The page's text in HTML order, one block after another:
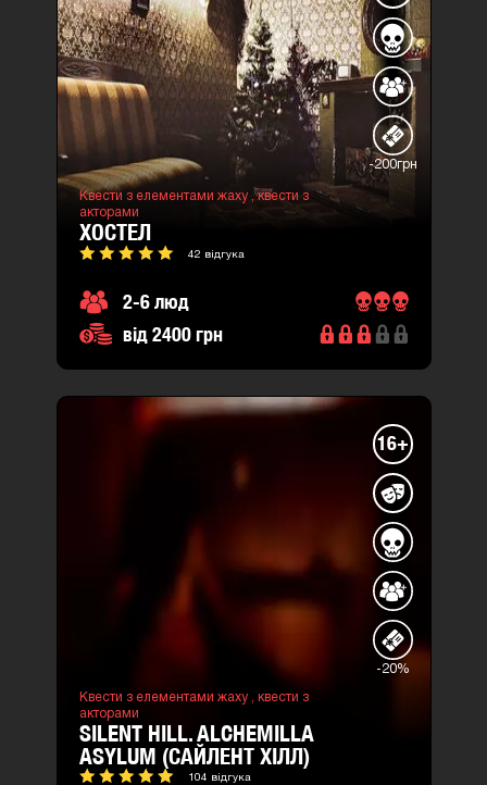
-200грн
Квести з елементами жаху ,квести з
акторами
ХОСТЕЛ
42 відгука
2-6 люд
від 2400 грн
16+
-20%
Квести з елементами жаху , квести з
акторами
SILENT HILL. ALCHEMILLA
ASYLUM (САЙЛЕНТ ХІЛЛ)
104 відгука